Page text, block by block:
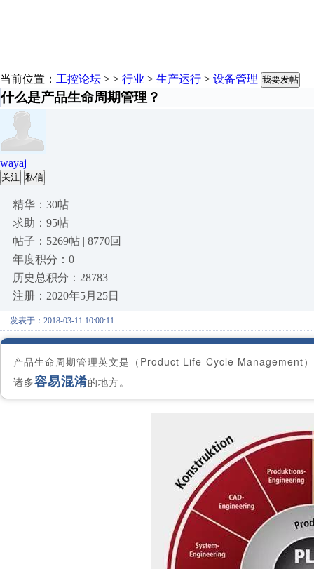
当前位置： 工控论坛 > > 行业 > 生产运行 > 设备管理 我要发帖
什么是产品生命周期管理？
wayaj
关注 私信
精华：30帖
求助：95帖
帖子：5269帖 | 8770回
年度积分：0
历史总积分：28783
注册：2020年5月25日
发表于：2018-03-11 10:00:11
产品生命周期管理英文是（Product Life-Cycle Management
诸多容易混淆的地方。